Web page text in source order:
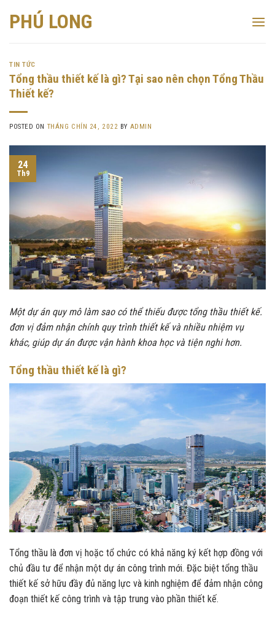
PHÚ LONG
TIN TỨC
Tổng thầu thiết kế là gì? Tại sao nên chọn Tổng Thầu
Thiết kế?
POSTED ON THÁNG CHÍN 24, 2022 BY ADMIN
24
Th9
Một dự án quy mô làm sao có thể thiếu được tổng thầu thiết kế.
đơn vị đảm nhận chính quy trình thiết kế và nhiều nhiệm vụ
khác, giúp dự án được vận hành khoa học và tiện nghi hơn.
Tổng thầu thiết kế là gì?
Tổng thầu là đơn vị hoặc tổ chức có khả năng ký kết hợp đồng với
chủ đầu tư để nhận một dự án công trình mới. Đặc biệt tổng thầu
thiết kế sở hữu đầy đủ năng lực và kinh nghiệm để đảm nhận công
đoạn thiết kế công trình và tập trung vào phần thiết kế.